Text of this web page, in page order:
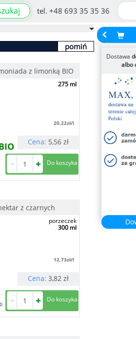
tel. +48 693 35 35 36
pomiń
z limonką BIO
275 ml
20,22zł/l
Cena: 5,56 zł
z czarnych
porzeczek
300 ml
12,73zł/l
Cena:3,82 zł
Dostawa
albo